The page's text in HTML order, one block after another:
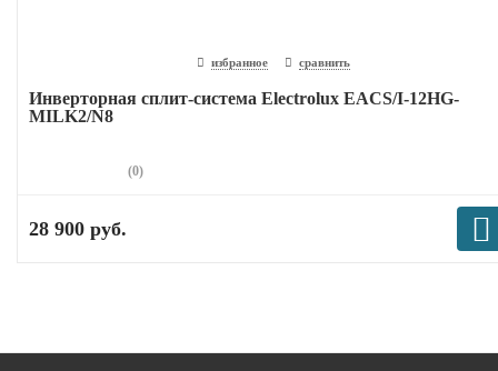
избранное сравнить
Инверторная сплит-система Electrolux EACS/I-12HG-
MILK2/N8
(0)
28 900 руб.